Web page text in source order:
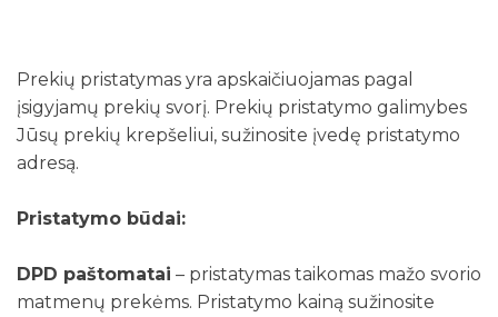
Prekių pristatymas yra apskaičiuojamas pagal
įsigyjamų prekių svorį. Prekių pristatymo galimybes
Jūsų prekių krepšeliui, sužinosite įvedę pristatymo
adresą.
Pristatymo būdai:
DPD paštomatai – pristatymas taikomas mažo svorio
matmenų prekėms. Pristatymo kainą sužinosite